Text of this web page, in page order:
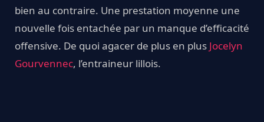
bien au contraire. Une prestation moyenne une
nouvelle fois entachée par un manque d’efficacité
offensive. De quoi agacer de plus en plus Jocelyn
Gourvennec, l’entraineur lillois.